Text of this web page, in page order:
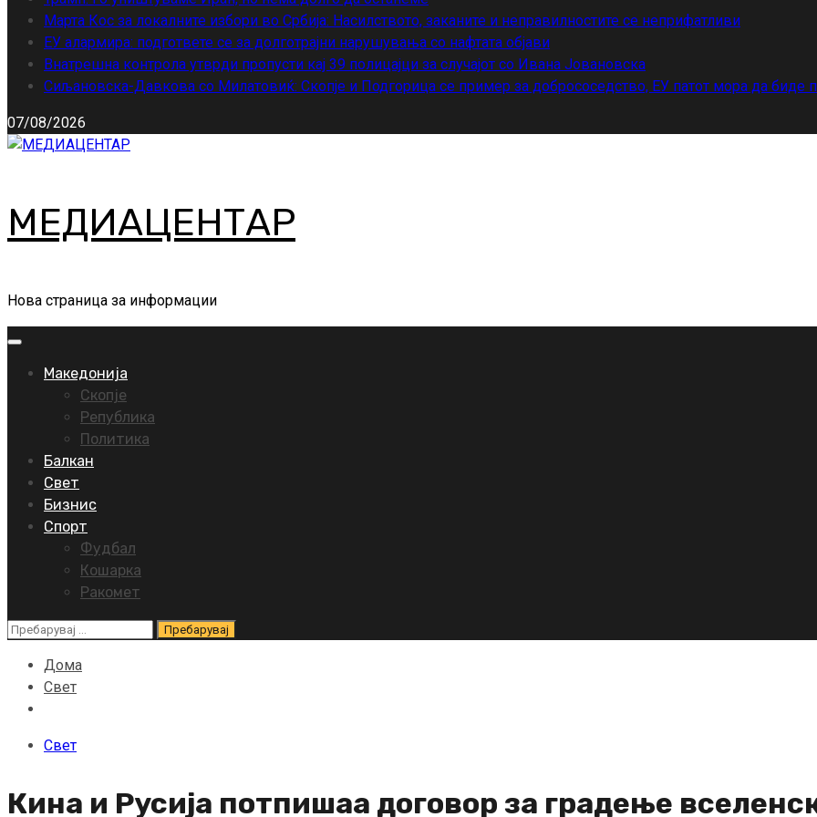
Марта Кос за локалните избори во Србија: Насилството, заканите и неправилностите се неприфатливи
ЕУ алармира: подгответе се за долготрајни нарушувања со нафтата објави
Внатрешна контрола утврди пропусти кај 39 полицајци за случајот со Ивана Јовановска
Сиљановска-Давкова со Милатовиќ: Скопје и Подгорица се пример за добрососедство, ЕУ патот мора да биде
07/08/2026
МЕДИАЦЕНТАР
Нова страница за информации
Primary
Македонија
Скопје
Република
Политика
Балкан
Свет
Бизнис
Спорт
Фудбал
Кошарка
Ракомет
Пребарувај
Дома
Свет
Свет
Кина и Русија потпишаа договор за градење